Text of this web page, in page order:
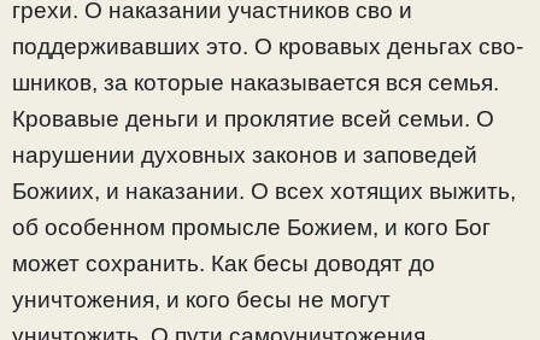
грехи. О наказании участников сво и
поддерживавших это. О кровавых деньгах сво-
шников, за которые наказывается вся семья.
Кровавые деньги и проклятие всей семьи. О
нарушении духовных законов и заповедей
Божиих, и наказании. О всех хотящих выжить,
об особенном промысле Божием, и кого Бог
может сохранить. Как бесы доводят до
уничтожения, и кого бесы не могут